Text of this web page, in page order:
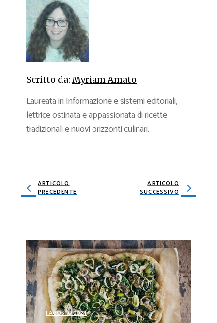
Scritto da: Myriam Amato
Laureata in Informazione e sistemi editoriali,
lettrice ostinata e appassionata di ricette
tradizionali e nuovi orizzonti culinari.
ARTICOLO
PRECEDENTE
ARTICOLO
SUCCESSIVO
1 AGOSTO 2024